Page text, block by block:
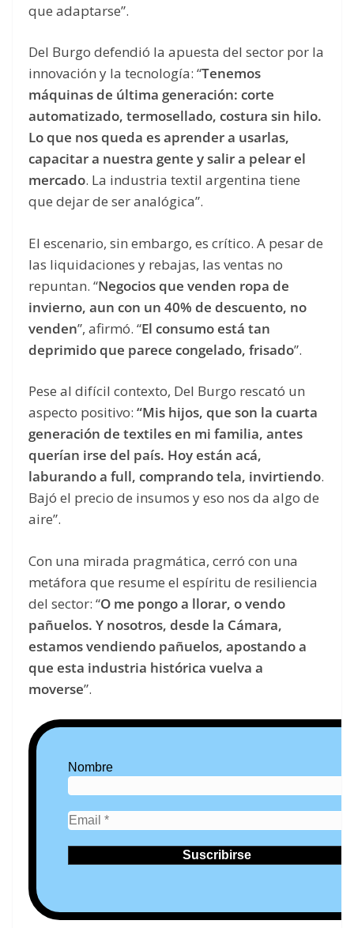
que adaptarse”.
Del Burgo defendió la apuesta del sector por la
innovación y la tecnología: “Tenemos
máquinas de última generación: corte
automatizado, termosellado, costura sin hilo.
Lo que nos queda es aprender a usarlas,
capacitar a nuestra gente y salir a pelear el
mercado. La industria textil argentina tiene
que dejar de ser analógica”.
El escenario, sin embargo, es crítico. A pesar de
las liquidaciones y rebajas, las ventas no
repuntan. “Negocios que venden ropa de
invierno, aun con un 40% de descuento, no
venden”, afirmó. “El consumo está tan
deprimido que parece congelado, frisado”.
Pese al difícil contexto, Del Burgo rescató un
aspecto positivo: “Mis hijos, que son la cuarta
generación de textiles en mi familia, antes
querían irse del país. Hoy están acá,
laburando a full, comprando tela, invirtiendo.
Bajó el precio de insumos y eso nos da algo de
aire”.
Con una mirada pragmática, cerró con una
metáfora que resume el espíritu de resiliencia
del sector: “O me pongo a llorar, o vendo
pañuelos. Y nosotros, desde la Cámara,
estamos vendiendo pañuelos, apostando a
que esta industria histórica vuelva a
moverse”.
Nombre